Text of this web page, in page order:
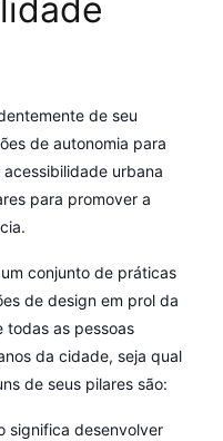
de seu
de autonomia para
urbana
para promover a
conjunto de práticas
de design em prol da
todas as pessoas
da cidade, seja qual
de seus pilares são:
significa desenvolver